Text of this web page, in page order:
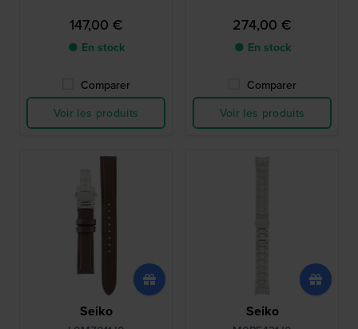
147,00 €
● En stock
Comparer
Voir les produits
274,00 €
● En stock
Comparer
Voir les produits
Seiko Seiko